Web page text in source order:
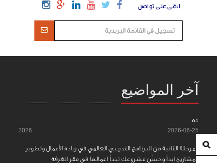
ابقى على تواصل
آخر المواضيع
55
2026-06-25
2026
المرحلة الثانية من البرنامج التدريبي العالمي في ريادة الأعمال وتطوير
المشاريع ابدأ وحسّن مشروعك تبدأ اعمالها في مقر الغرفة